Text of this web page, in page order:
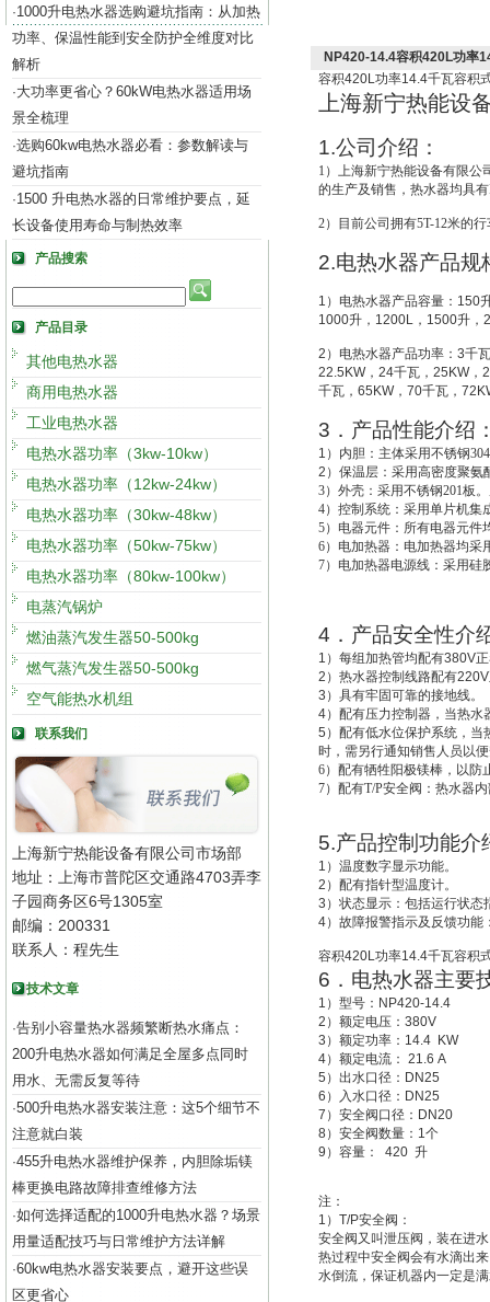
·1000升电热水器选购避坑指南：从加热
功率、保温性能到安全防护全维度对比
解析
·大功率更省心？60kW电热水器适用场
景全梳理
·选购60kw电热水器必看：参数解读与
避坑指南
·1500 升电热水器的日常维护要点，延
长设备使用寿命与制热效率
产品搜索
产品目录
其他电热水器
商用电热水器
工业电热水器
电热水器功率（3kw-10kw）
电热水器功率（12kw-24kw）
电热水器功率（30kw-48kw）
电热水器功率（50kw-75kw）
电热水器功率（80kw-100kw）
电蒸汽锅炉
燃油蒸汽发生器50-500kg
燃气蒸汽发生器50-500kg
空气能热水机组
联系我们
上海新宁热能设备有限公司市场部
地址：上海市普陀区交通路4703弄李
子园商务区6号1305室
邮编：200331
联系人：程先生
技术文章
·告别小容量热水器频繁断热水痛点：
200升电热水器如何满足全屋多点同时
用水、无需反复等待
·500升电热水器安装注意：这5个细节不
注意就白装
·455升电热水器维护保养，内胆除垢镁
棒更换电路故障排查维修方法
·如何选择适配的1000升电热水器？场景
用量适配技巧与日常维护方法详解
·60kw电热水器安装要点，避开这些误
区更省心
NP420-14.4容积420L功率
容积420L功率14.4千瓦容积
上海新宁热能设
1.公司介绍：
1 ）上海新宁热能设备有限公
的生产及销售，热水器均具
2）目前公司拥有5T-12米的
2.电热水器产品规
1 ）电热水器产品容量： 150
1000升 ， 1200L ， 1500升 ，
2 ）电热水器产品功率： 3千
22.5KW， 24千瓦， 25KW，
千瓦， 65KW， 70千瓦，
3 ．产品性能介绍
1 ） 内胆：主体采用不锈钢
2 ） 保温层：采用高密度聚氨
3）外壳：采用不锈钢201板
4）控制系统：采用单片机集
5）电器元件：所有电器元件
6）电加热器：电加热器均采
7）电加热器电源线：采用硅
4 ．产品安全性介
1 ）每组加热管均配有380V
2 ）热水器控制线路配有220V
3 ）具有牢固可靠的接地线。
4）配有压力控制器，当热水
5 ）配有低水位保护系统， 当
时，需另行通知销售人员以
6）配有牺牲阳极镁棒，以防
7）配有T/P安全阀：热水器
5.产品控制功能介
1 ）温度数字显示功能。
2 ）配有指针型温度计。
3 ）状态显示：包括运行状
4）故障报警指示及反馈功
容积420L功率14.4千瓦容积
6 ．电热水器主要
1 ）型号： NP420-14.4
2 ）额定电压： 380V
3 ）额定功率： 14.4 KW
4）额定电流： 21.6 A
5 ）出水口径： DN25
6 ）入水口径： DN25
7 ）安全阀口径： DN20
8）安全阀数量： 1个
9 ）容量： 420 升
注：
1 ） T/P安全阀：
安全阀又叫泄压阀 ，装在进
热过程中安全阀会有水滴出
水倒流，保证机器内一定是